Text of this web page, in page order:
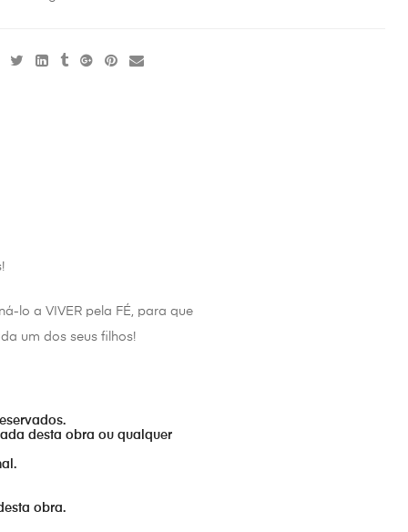
lo a VIVER pela FÉ, para que
um dos seus filhos!
desta obra ou qualquer
obra.